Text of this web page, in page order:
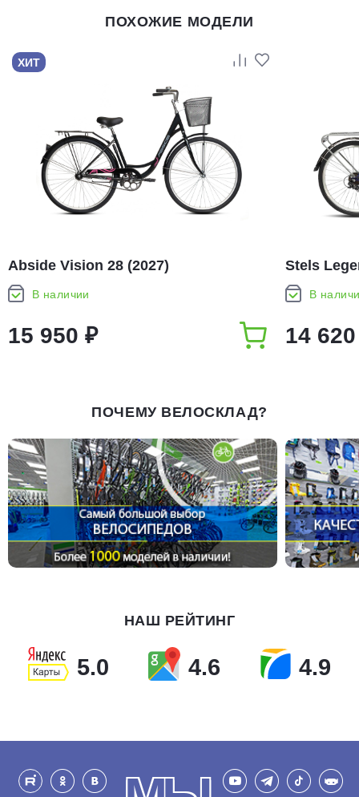
ПОХОЖИЕ МОДЕЛИ
ХИТ
Abside Vision 28 (2027)
В наличии
15 950 ₽
Stels
В
14
ПОЧЕМУ ВЕЛОСКЛАД?
НАШ РЕЙТИНГ
5.0 4.6 4.9